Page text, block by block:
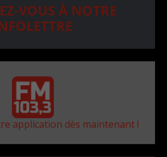
VOUS À NOTRE
application dès maintenant !